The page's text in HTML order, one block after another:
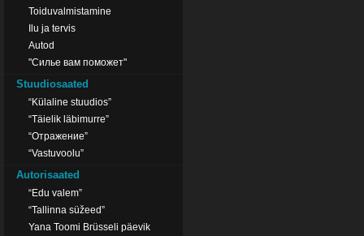
Toiduvalmistamine
Ilu ja tervis
Autod
"Силье вам поможет"
Stuudiosaated
“Külaline stuudios”
“Täielik läbimurre”
“Отражение”
“Vastuvoolu”
Autorisaated
“Edu valem”
“Tallinna süžeed”
Yana Toomi Brüsseli päevik